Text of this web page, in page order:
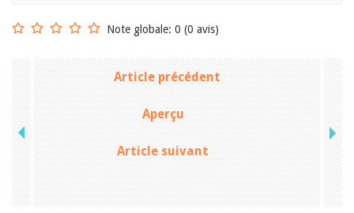
Note globale: 0 (0 avis)
Article précédent
Aperçu
Article suivant